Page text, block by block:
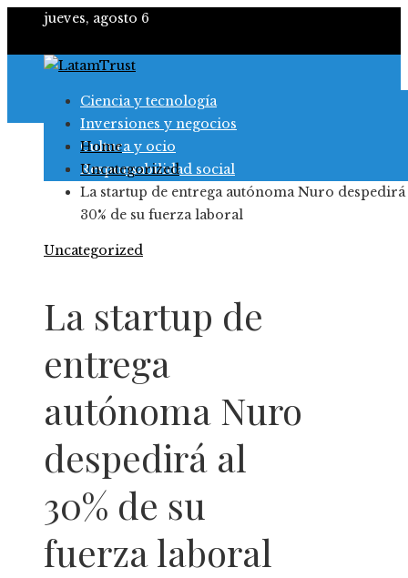
jueves, agosto 6
Ciencia y tecnología
Inversiones y negocios
Cultura y ocio
Responsabilidad social
Home
Uncategorized
La startup de entrega autónoma Nuro despedirá
30% de su fuerza laboral
Uncategorized
La startup de
entrega
autónoma Nuro
despedirá al
30% de su
fuerza laboral